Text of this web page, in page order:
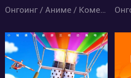
Онгоинг / Аниме / Комедия